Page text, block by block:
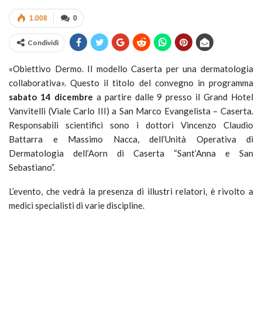
0
1.008
Condividi
«Obiettivo Dermo. Il modello Caserta per una dermatologia
collaborativa». Questo il titolo del convegno in programma
sabato 14 dicembre a partire dalle 9 presso il Grand Hotel
Vanvitelli (Viale Carlo III) a San Marco Evangelista – Caserta.
Responsabili scientifici sono i dottori Vincenzo Claudio
Battarra e Massimo Nacca, dell’Unità Operativa di
Dermatologia dell’Aorn di Caserta “Sant’Anna e San
Sebastiano”.
L’evento, che vedrà la presenza di illustri relatori, è rivolto a
medici specialisti di varie discipline.